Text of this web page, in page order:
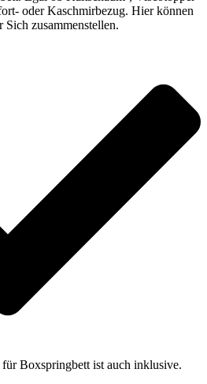
oder Kaschmirbezug. Hier können
Sich zusammenstellen.
Boxspringbett ist auch inklusive.